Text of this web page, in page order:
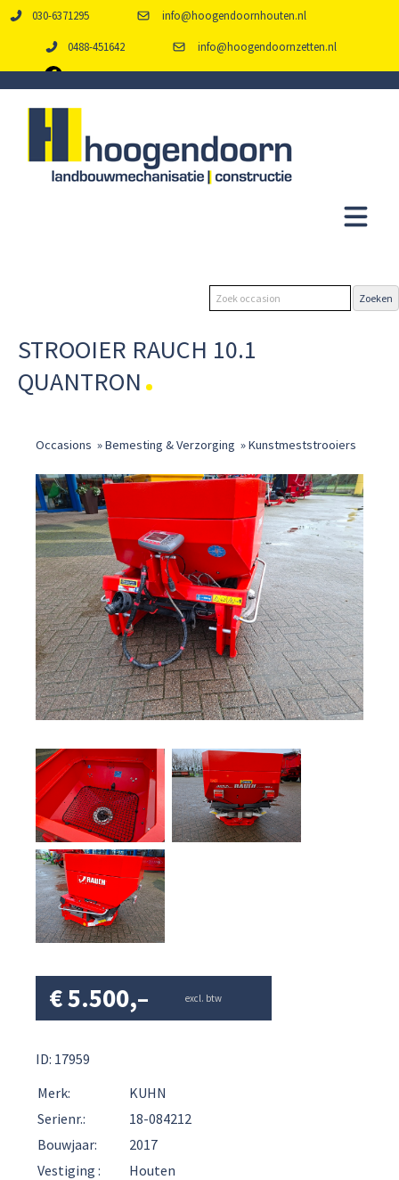
030-6371295 info@hoogendoornhouten.nl
0488-451642 info@hoogendoornzetten.nl
STROOIER RAUCH 10.1
QUANTRON
Occasions »Bemesting & Verzorging »Kunstmeststrooiers
€5.500,– excl. btw
ID: 17959
Merk:
KUHN
Serienr.:
18-084212
Bouwjaar:
2017
Vestiging :
Houten